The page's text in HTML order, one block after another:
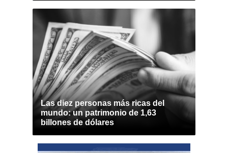
Las diez personas más ricas del
mundo: un patrimonio de 1,63
billones de dólares